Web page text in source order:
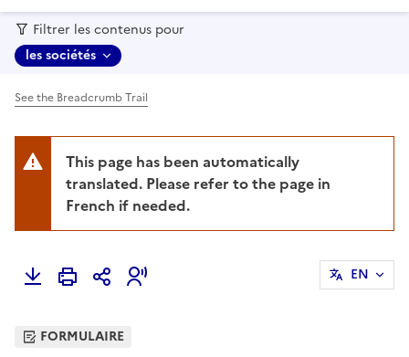
Filtrer les contenus pour
les sociétés
See the Breadcrumb Trail
This page has been automatically
translated. Please refer to the page in
French if needed.
EN
FORMULAIRE